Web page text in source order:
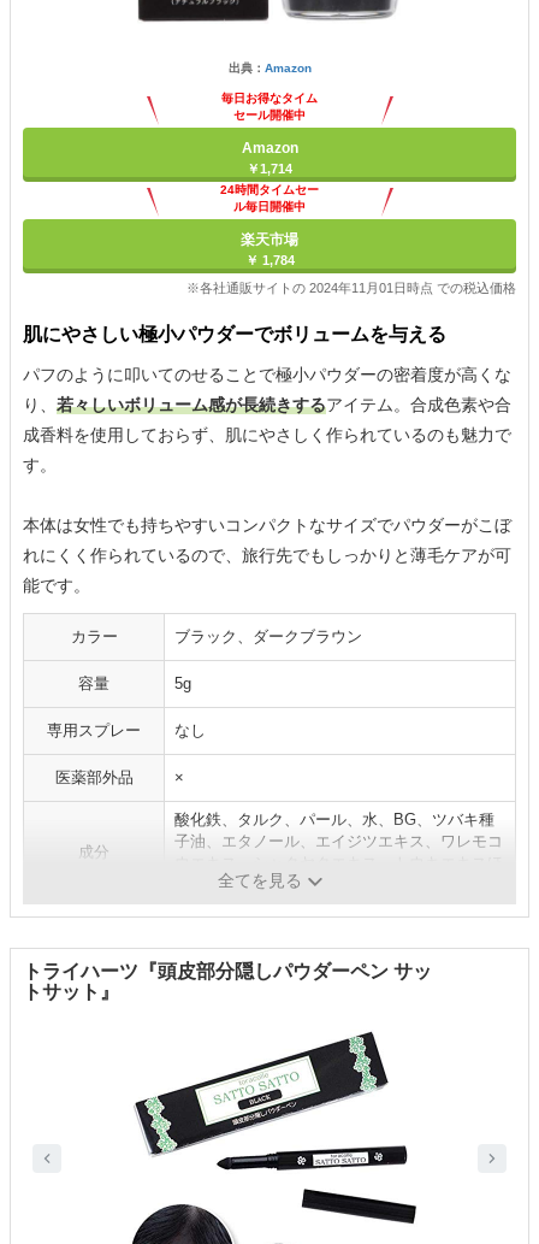
出典： Amazon
毎日お得なタイム
セール開催中
Amazon
￥1,714
24時間タイムセー
ル毎日開催中
楽天市場
￥ 1,784
※各社通販サイトの 2024年11月01日時点 での税込価格
肌にやさしい極小パウダーでボリュームを与える
パフのように叩いてのせることで極小パウダーの密着度が高くな
り、 若々しいボリューム感が長続きするアイテム。合成色素や合
成香料を使用しておらず、肌にやさしく作られているのも魅力で
す。
本体は女性でも持ちやすいコンパクトなサイズでパウダーがこぼ
れにくく作られているので、旅行先でもしっかりと薄毛ケアが可
能です。
カラー ブラック、ダークブラウン
容量 5g
専用スプレー なし
医薬部外品 ×
成分
酸化鉄、タルク、パール、水、BG、ツバキ種
子油、エタノール、エイジツエキス、ワレモコ
全てを見る
トライハーツ『頭皮部分隠しパウダーペン サッ
トサット』